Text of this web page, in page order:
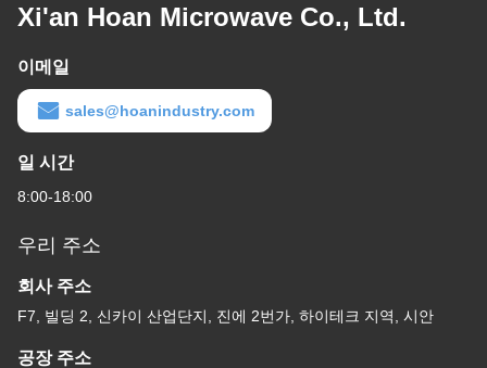
Xi'an Hoan Microwave Co., Ltd.
이메일
sales@hoanindustry.com
일 시간
8:00-18:00
우리 주소
회사 주소
F7, 빌딩 2, 신카이 산업단지, 진에 2번가, 하이테크 지역, 시안
공장 주소